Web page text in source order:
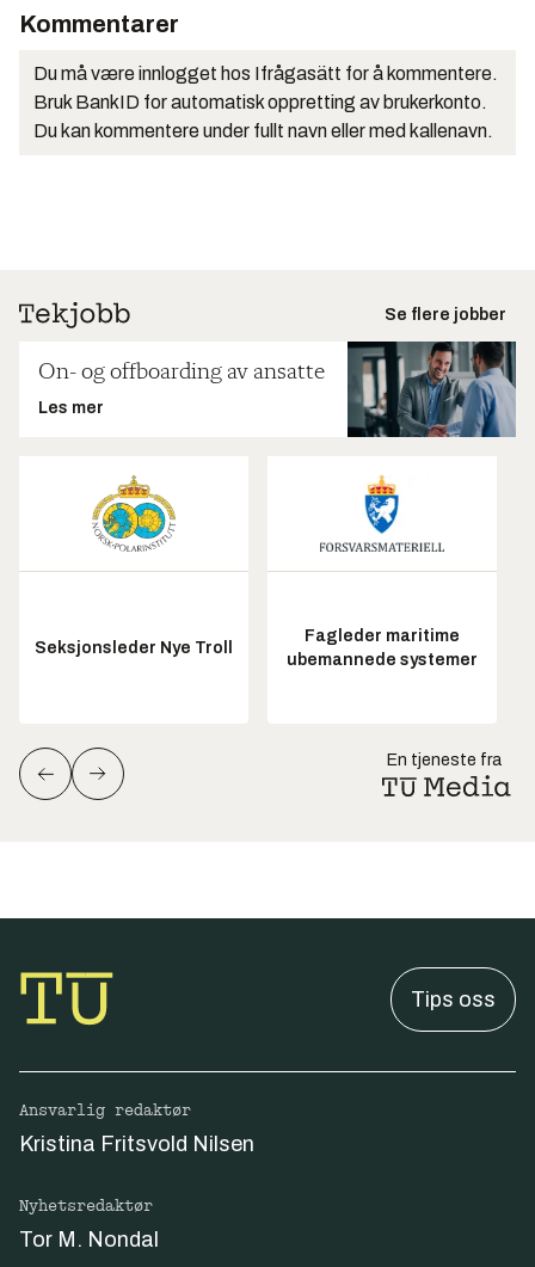
Kommentarer
Du må være innlogget hos Ifrågasätt for å kommentere.
Bruk BankID for automatisk oppretting av brukerkonto.
Du kan kommentere under fullt navn eller med kallenavn.
Se flere jobber
On- og offboarding av ansatte
Les mer
Seksjonsleder Nye Troll
Fagleder maritime
ubemannede systemer
En tjeneste fra
Tips oss
Ansvarlig redaktør
Kristina Fritsvold Nilsen
Nyhetsredaktør
Tor M. Nondal